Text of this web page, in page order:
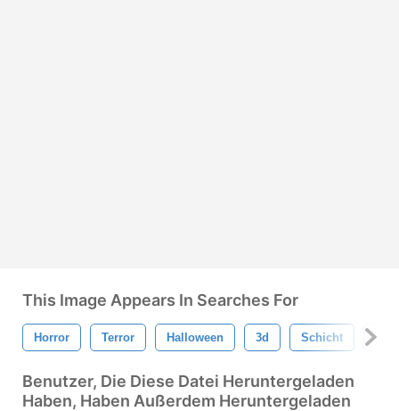
This Image Appears In Searches For
Horror Terror Halloween 3d Schicht Text
Benutzer, Die Diese Datei Heruntergeladen
Haben, Haben Außerdem Heruntergeladen